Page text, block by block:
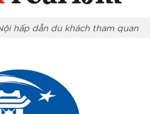
hấp dẫn du khách tham quan